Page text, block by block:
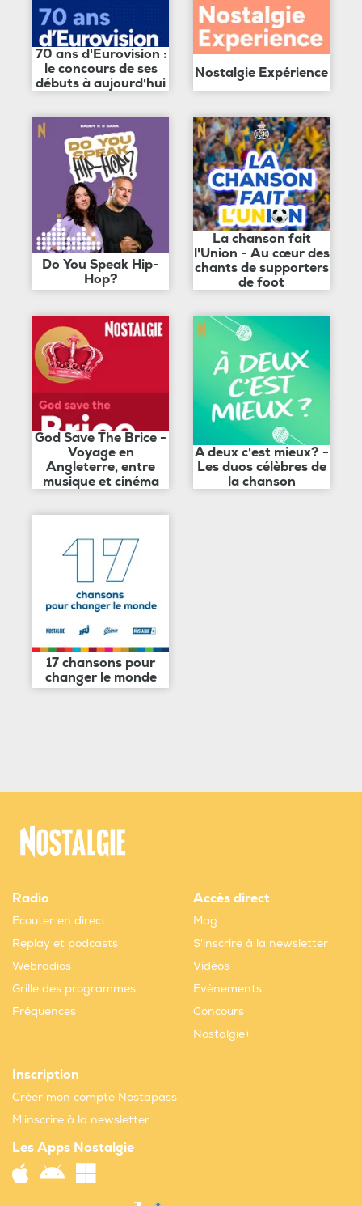
70 ans d'Eurovision :
le concours de ses
débuts à aujourd'hui
Nostalgie Expérience
Do You Speak Hip-
Hop?
La chanson fait
l'Union - Au cœur des
chants de supporters
de foot
God Save The Brice -
Voyage en
Angleterre, entre
musique et cinéma
A deux c'est mieux? -
Les duos célèbres de
la chanson
17 chansons pour
changer le monde
Radio
Ecouter en direct
Replay et podcasts
Webradios
Grille des programmes
Fréquences
Accès direct
Mag
S'inscrire à la newsletter
Vidéos
Evènements
Concours
Nostalgie+
Inscription
Créer mon compte Nostapass
M'inscrire à la newsletter
Les Apps Nostalgie